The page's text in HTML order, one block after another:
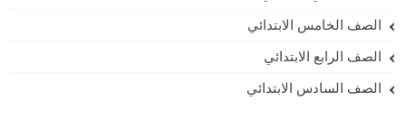
الصف الخامس الابتدائي
الصف الرابع الابتدائي
الصف السادس الابتدائي